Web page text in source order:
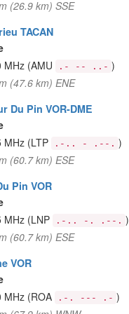
(26.9 km) SSE
TACAN
MHz (AMU .- -- ..- )
(47.6 km) ENE
Du Pin VOR-DME
MHz (LTP .-.. - .--. )
(60.7 km) ESE
Pin VOR
MHz (LNP .-.. -. .--. )
(60.7 km) ESE
VOR
MHz (ROA .-. --- .- )